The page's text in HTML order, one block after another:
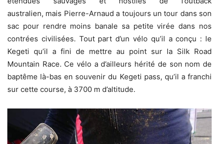
australien, mais Pierre-Arnaud a toujours un tour dans son
sac pour rendre moins banale sa petite virée dans nos
contrées civilisées. Tout part d’un vélo qu’il a conçu : le
Kegeti qu’il a fini de mettre au point sur la Silk Road
Mountain Race. Ce vélo a d’ailleurs hérité de son nom de
baptême là-bas en souvenir du Kegeti pass, qu’il a franchi
sur cette course, à 3700 m d’altitude.